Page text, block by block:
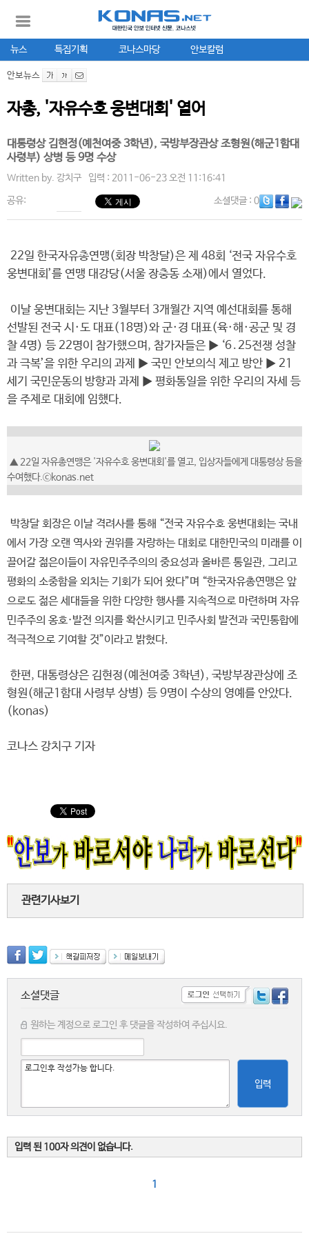
뉴스 특집기획 코나스마당 안보칼럼
안보뉴스
자총, '자유수호 웅변대회' 열어
대통령상 김현정(예천여중 3학년), 국방부장관상 조형원(해군1함대
사령부) 상병 등 9명 수상
Written by. 강치구 입력 : 2011-06-23 오전 11:16:41
공유: 소셜댓글: 0
22일 한국자유총연맹(회장 박창달)은 제 48회 ‘전국 자유수호
웅변대회’를 연맹 대강당(서울 장충동 소재)에서 열었다.
이날 웅변대회는 지난 3월부터 3개월간 지역 예선대회를 통해
선발된 전국 시·도 대표(18명)와 군·경 대표(육·해·공군 및 경
찰 4명) 등 22명이 참가했으며, 참가자들은 ▶ ‘6․25전쟁 성찰
과 극복’을 위한 우리의 과제 ▶ 국민 안보의식 제고 방안 ▶ 21
세기 국민운동의 방향과 과제 ▶ 평화통일을 위한 우리의 자세 등
을 주제로 대회에 임했다.
▲ 22일 자유총연맹은 '자유수호 웅변대회'를 열고, 입상자들에게 대통령상 등을
수여했다.ⓒkonas.net
박창달 회장은 이날 격려사를 통해 “전국 자유수호 웅변대회는 국내
에서 가장 오랜 역사와 권위를 자랑하는 대회로 대한민국의 미래를 이
끌어갈 젊은이들이 자유민주주의의 중요성과 올바른 통일관, 그리고
평화의 소중함을 외치는 기회가 되어 왔다”며 “한국자유총연맹은 앞
으로도 젊은 세대들을 위한 다양한 행사를 지속적으로 마련하며 자유
민주주의 옹호·발전 의지를 확산시키고 민주사회 발전과 국민통합에
적극적으로 기여할 것”이라고 밝혔다.
한편, 대통령상은 김현정(예천여중 3학년), 국방부장관상에 조
형원(해군1함대 사령부 상병) 등 9명이 수상의 영예를 안았다.
(konas)
코나스 강치구 기자
관련기사보기
소셜댓글
원하는 계정으로 로그인 후 댓글을 작성하여 주십시요.
입력
입력 된 100자 의견이 없습니다.
1